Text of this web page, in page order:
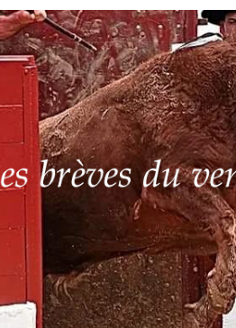
TAURINES PHOTOS TAURINES 2026
l’ouverture en